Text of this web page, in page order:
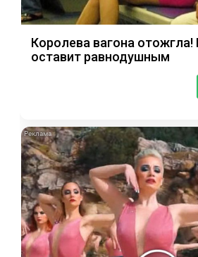
Королева вагона отожгла!
оставит равнодушным